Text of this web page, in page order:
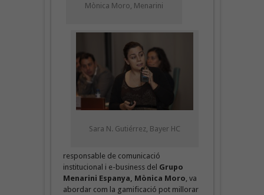
Mònica Moro, Menarini
Sara N. Gutiérrez, Bayer HC
responsable de comunicació
institucional i e-business del Grupo
Menarini Espanya, Mònica Moro , va
abordar com la gamificació pot millorar